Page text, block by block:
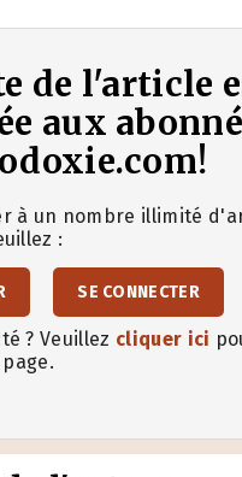
de l'article
aux
à un nombre illimité
:
SE CONNECTER
? Veuillez cliquer ici